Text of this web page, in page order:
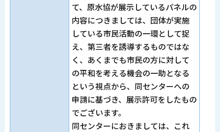
て、原水協が展示しているパネルの
内容につきましては、団体が実施
している市民活動の一環として捉
え、第三者を誘導するものではな
く、あくまでも市民の方に対して
の平和を考える機会の一助となる
という視点から、同センターへの
申請に基づき、展示許可をしたもの
でございます。
同センターにおきましては、これ